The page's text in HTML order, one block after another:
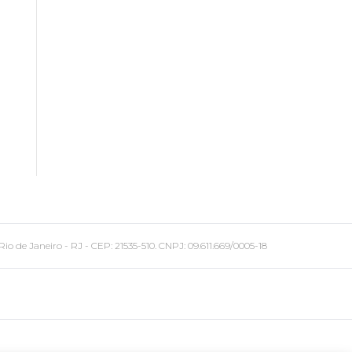
Janeiro - RJ - CEP: 21535-510. CNPJ: 09.611.669/0005-18